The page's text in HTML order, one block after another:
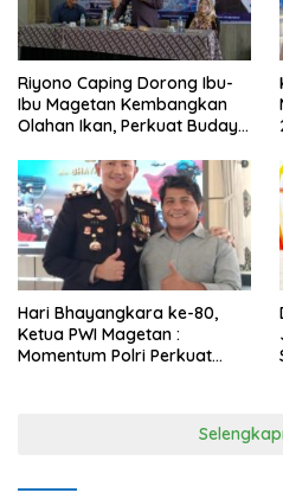
Riyono Caping Dorong Ibu-
Ibu Magetan Kembangkan
Olahan Ikan, Perkuat Budaya
Hari Bhayangkara ke-80,
Ketua PWI Magetan :
Momentum Polri Perkuat